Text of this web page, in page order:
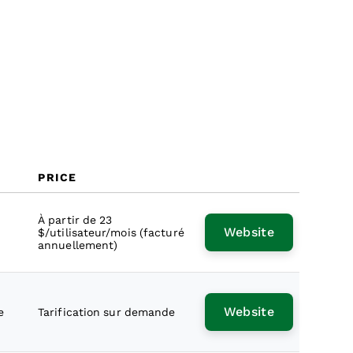
PRICE
À partir de 23
$/utilisateur/mois (facturé
annuellement)
Website
Tarification sur demande Website